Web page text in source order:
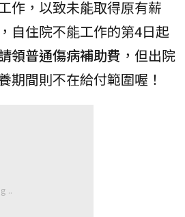
作，以致未能取得原有薪
自住院不能工作的第4日起
領普通傷病補助費 ，但出院
期間則不在給付範圍喔！